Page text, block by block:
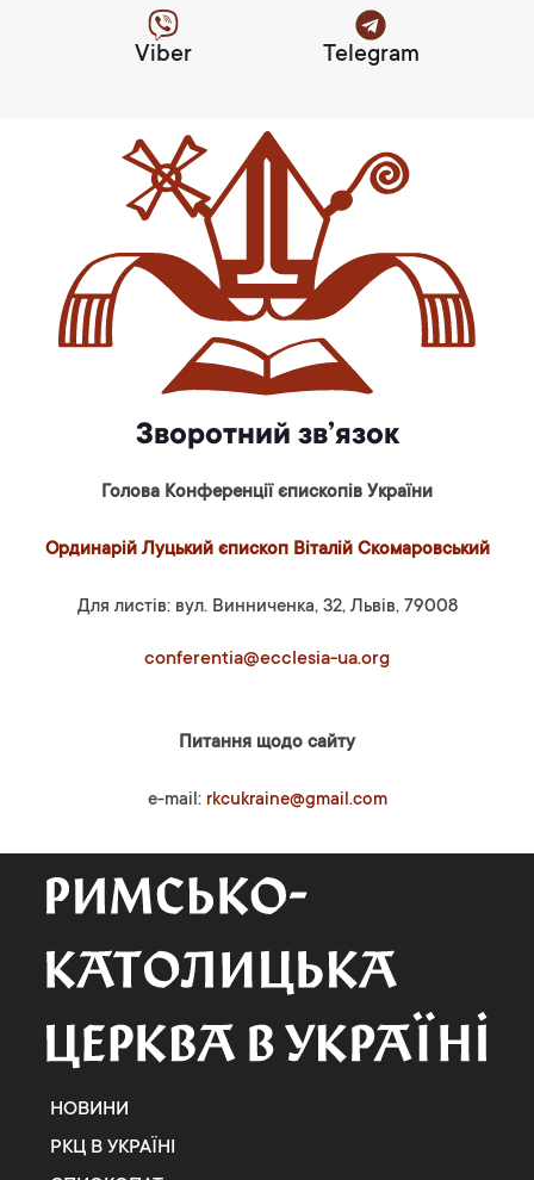
Viber Telegram
Зворотний зв’язок
Голова Конференції єпископів України
Ординарій Луцький єпископ Віталій Скомаровський
Для листів: вул. Винниченка, 32, Львів, 79008
conferentia@ecclesia-ua.org
Питання щодо сайту
e-mail: rkcukraine@gmail.com
НОВИНИ
РКЦ В УКРАЇНІ